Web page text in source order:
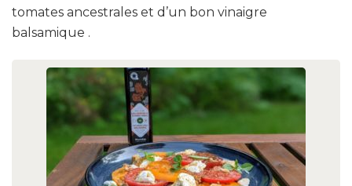
tomates ancestrales et d’un bon vinaigre
balsamique .